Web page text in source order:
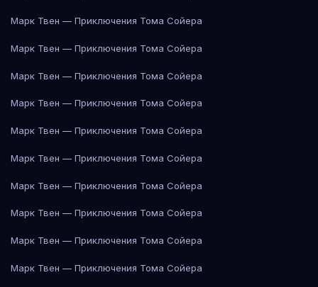
Марк Твен — Приключения Тома Сойера
Марк Твен — Приключения Тома Сойера
Марк Твен — Приключения Тома Сойера
Марк Твен — Приключения Тома Сойера
Марк Твен — Приключения Тома Сойера
Марк Твен — Приключения Тома Сойера
Марк Твен — Приключения Тома Сойера
Марк Твен — Приключения Тома Сойера
Марк Твен — Приключения Тома Сойера
Марк Твен — Приключения Тома Сойера